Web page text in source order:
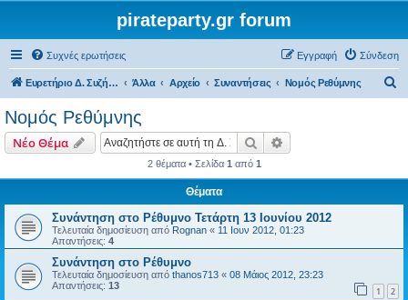
pirateparty.gr forum
Συχνές ερωτήσεις Σύνδεση
Εγγραφή
Ευρετήριο Δ. Συζήτησης Άλλα Αρχείο Συναντήσεις Νομός Ρεθύμνης‎
Νομός Ρεθύμνης‎
Νέο Θέμα Αναζήτηση
2 θέματα • Σελίδα 1 από 1
Θέματα
Συνάντηση στο Ρέθυμνο Τετάρτη 13 Ιουνίου 2012
Τελευταία δημοσίευση από Rognan « 11 Ιουν 2012, 01:23
Απαντήσεις: 4
Συνάντηση στο Ρέθυμνο
Τελευταία δημοσίευση από thanos713 « 08 Μάιος 2012, 23:23
Απαντήσεις: 13 1 2